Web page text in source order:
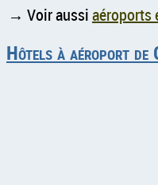
→ Voir aussiaéroports
Hôtels à aéroport